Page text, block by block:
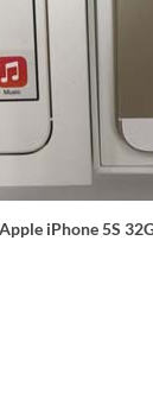
Apple iPhone 5S